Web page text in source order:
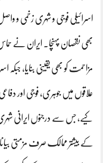
اسرائیلی فوجی و شہری زخمی و واصل
بھی نقصان پہنچا۔ ایران نے
مزاحمت کو بھی یقینی بنایا، جبکہ
علاقوں میں جوہری، فوجی اور
کیے، جس سے درجنوں ایرانی
کے بیشتر ممالک صرف مزمتی